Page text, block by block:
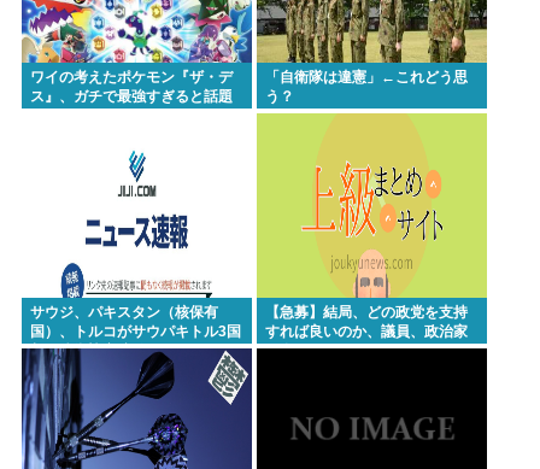
動BGM付きムービーを投稿「全部が全部ありがたか
ったです」
避難所地獄と化す「ずっと同じ食べ物&断水でトイレ
【高市朗報】日本の自殺者数、無茶苦茶減って史上
初の2万人割れ。無茶苦茶生きやすい国になってる件
www
【画像】仙台育英のマネージャーさん、首をひねっ
ただけでなぜかウインクしたことにされてしまう
www
高橋名人が左手のバネを取るため手術を決意
チック症のゆうぽん、久々に見たらめっちゃ悪化し
てた…
ワイの考えたポケモン『ザ・デ
ス』、ガチで最強すぎると話題
「自衛隊は違憲」←これどう思
う？
サウジ、パキスタン（核保有
国）、トルコがサウパキトル3国
相互防衛協定締結
【急募】結局、どの政党を支持
すれば良いのか、議員、政治家
は全員悪か